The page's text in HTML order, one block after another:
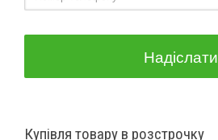
Надіслати
Купівля товару в розстрочку